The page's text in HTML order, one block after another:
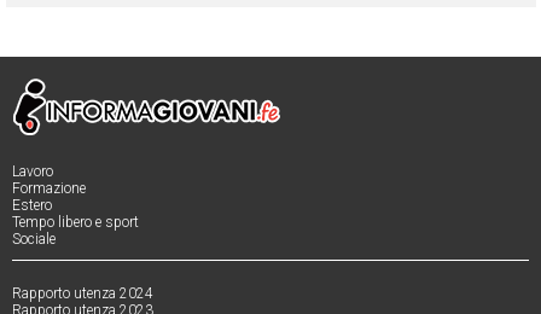
Lavoro
Formazione
Estero
Tempo libero e sport
Sociale
Rapporto utenza 2024
Rapporto utenza 2023